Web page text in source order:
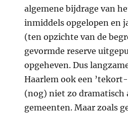
algemene bijdrage van
inmiddels opgelopen en
(ten opzichte van de
gevormde reserve
opgeheven. Dus
Haarlem ook een
(nog) niet zo dramatisch
gemeenten. Maar zoals